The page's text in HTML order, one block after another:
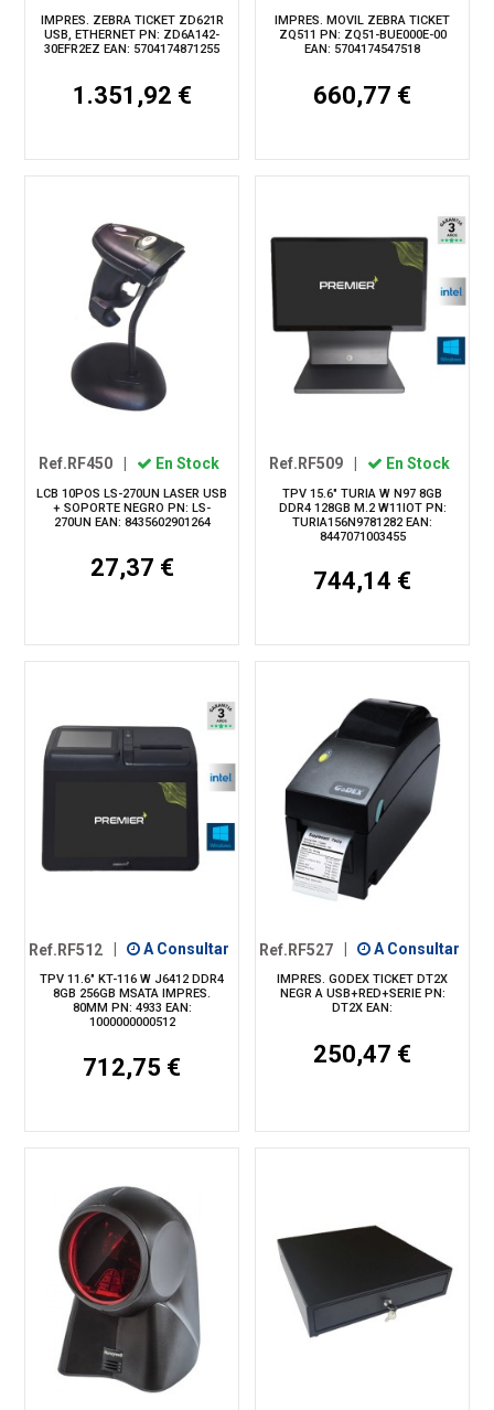
IMPRES. ZEBRA TICKET ZD621R
USB, ETHERNET PN: ZD6A142-
30EFR2EZ EAN: 5704174871255
1.351,92 €
IMPRES. MOVIL ZEBRA TICKET
ZQ511 PN: ZQ51-BUE000E-00
EAN: 5704174547518
660,77 €
Ref.RF450 En Stock
LCB 10POS LS-270UN LASER USB
+ SOPORTE NEGRO PN: LS-
270UN EAN: 8435602901264
27,37 €
Ref.RF509 En Stock
TPV 15.6" TURIA W N97 8GB
DDR4 128GB M.2 W11IOT PN:
TURIA156N9781282 EAN:
8447071003455
744,14 €
Ref.RF512 A Consultar
TPV 11.6" KT-116 W J6412 DDR4
8GB 256GB MSATA IMPRES.
80MM PN: 4933 EAN:
1000000000512
712,75 €
Ref.RF527 A Consultar
IMPRES. GODEX TICKET DT2X
NEGR A USB+RED+SERIE PN:
DT2X EAN:
250,47 €